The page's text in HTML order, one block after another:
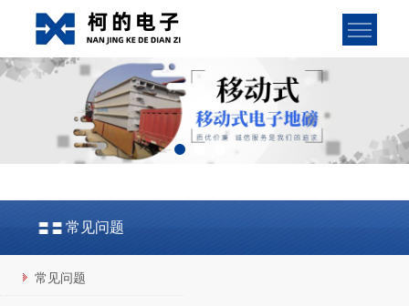
常见问题
常见问题